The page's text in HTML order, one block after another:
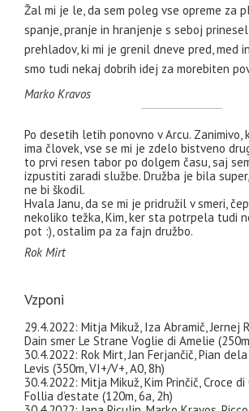
Žal mi je le, da sem poleg vse opreme za
spanje, pranje in hranjenje s seboj
prehladov, ki mi je grenil dneve pred, med
smo tudi nekaj dobrih idej za morebiten
Marko Kravos
Po desetih letih ponovno v Arcu. Zanimivo,
ima človek, vse se mi je zdelo bistveno
to prvi resen tabor po dolgem času, saj
izpustiti zaradi službe. Družba je bila
ne bi škodil.
Hvala Janu, da se mi je pridružil v smeri,
nekoliko težka, Kim, ker sta potrpela tudi
pot :), ostalim pa za fajn družbo.
Rok Mirt
Vzponi
29.4.2022: Mitja Mikuž, Iza Abramič, Jernej
Dain smer Le Strane Voglie di Amelie
30.4.2022: Rok Mirt, Jan Ferjančič, Pian
Levis (350m, VI+/V+, A0, 8h)
30.4.2022: Mitja Mikuž, Kim Prinčič, Croce di
Follia d’estate (120m, 6a, 2h)